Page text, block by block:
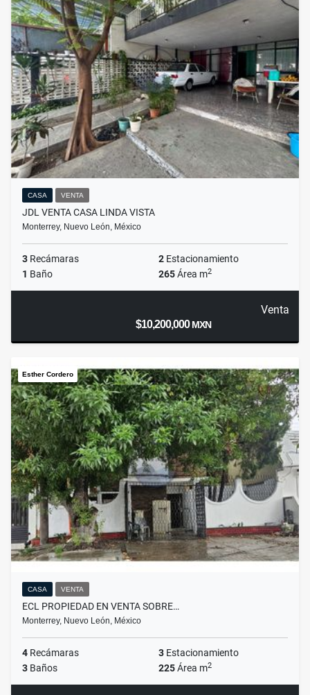
CASA VENTA
JDL VENTA CASA LINDA VISTA
Monterrey, Nuevo León, México
3 Recámaras 2 Estacionamiento
1 Baño 265Área m2
Venta
$10,200,000MXN
Esther Cordero
CASA VENTA
ECL PROPIEDAD EN VENTA SOBRE…
Monterrey, Nuevo León, México
4 Recámaras 3 Estacionamiento
3 Baños 225Área m2